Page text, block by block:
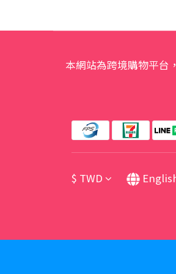
本網站為跨境購物平台
$ TWD